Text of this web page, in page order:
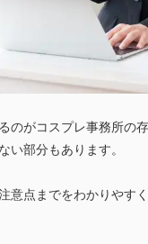
のがコスプレ事務所の
部分もあります。
点までをわかりやす